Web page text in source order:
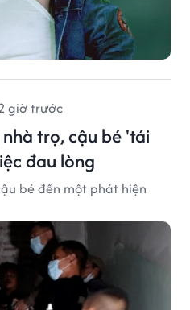
giờ trước
trọ, cậu bé 'tái
đau lòng
bé đến một phát hiện